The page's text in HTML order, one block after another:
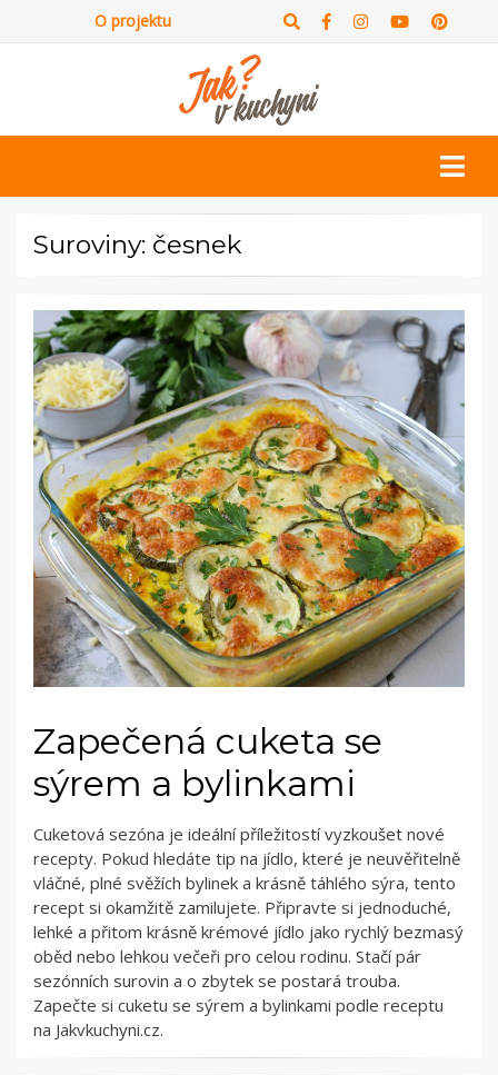
O projektu
Suroviny: česnek
Zapečená cuketa se
sýrem a bylinkami
Cuketová sezóna je ideální příležitostí vyzkoušet nové
recepty. Pokud hledáte tip na jídlo, které je neuvěřitelně
vláčné, plné svěžích bylinek a krásně táhlého sýra, tento
recept si okamžitě zamilujete. Připravte si jednoduché,
lehké a přitom krásně krémové jídlo jako rychlý bezmasý
oběd nebo lehkou večeři pro celou rodinu. Stačí pár
sezónních surovin a o zbytek se postará trouba.
Zapečte si cuketu se sýrem a bylinkami podle receptu
na Jakvkuchyni.cz.